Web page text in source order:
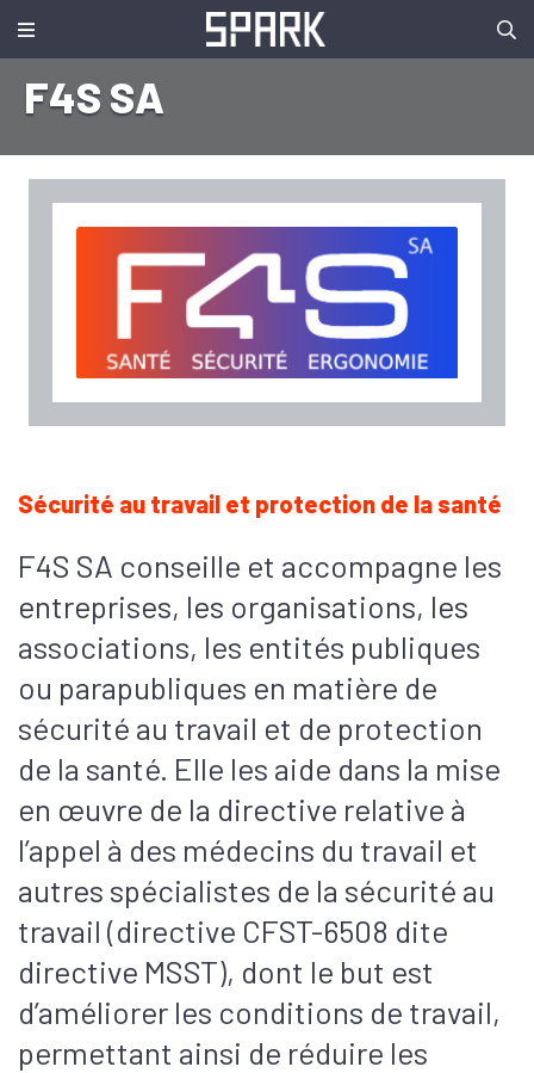
F4S SA
Sécurité au travail et protection de la santé
F4S SA conseille et accompagne les
entreprises, les organisations, les
associations, les entités publiques
ou parapubliques en matière de
sécurité au travail et de protection
de la santé. Elle les aide dans la mise
en œuvre de la directive relative à
l’appel à des médecins du travail et
autres spécialistes de la sécurité au
travail (directive CFST-6508 dite
directive MSST), dont le but est
d’améliorer les conditions de travail,
permettant ainsi de réduire les